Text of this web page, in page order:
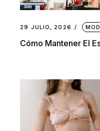
29 JULIO, 2026
Cómo Mantener El